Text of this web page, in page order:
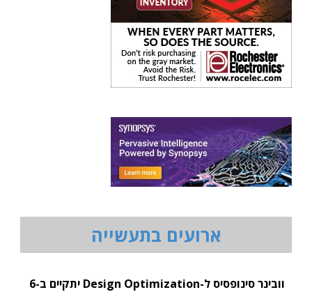
ארועים בתעשייה
וובינר סינופסיס ל-Design Optimization יתקיים ב-6